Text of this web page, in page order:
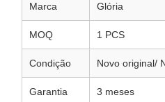
Marca Glória
MOQ 1 PCS
Condição Novo original/
Garantia 3 meses